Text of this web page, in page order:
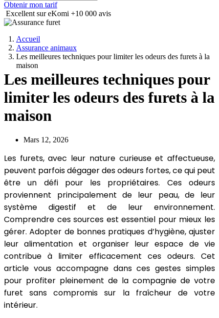
Obtenir mon tarif
Excellent sur eKomi +10 000 avis
Accueil
Assurance animaux
Les meilleures techniques pour limiter les odeurs des furets à la
maison
Les meilleures techniques pour
limiter les odeurs des furets à la
maison
Mars 12, 2026
Les furets, avec leur nature curieuse et affectueuse,
peuvent parfois dégager des odeurs fortes, ce qui peut
être un défi pour les propriétaires. Ces odeurs
proviennent principalement de leur peau, de leur
système digestif et de leur environnement.
Comprendre ces sources est essentiel pour mieux les
gérer. Adopter de bonnes pratiques d’hygiène, ajuster
leur alimentation et organiser leur espace de vie
contribue à limiter efficacement ces odeurs. Cet
article vous accompagne dans ces gestes simples
pour profiter pleinement de la compagnie de votre
furet sans compromis sur la fraîcheur de votre
intérieur.